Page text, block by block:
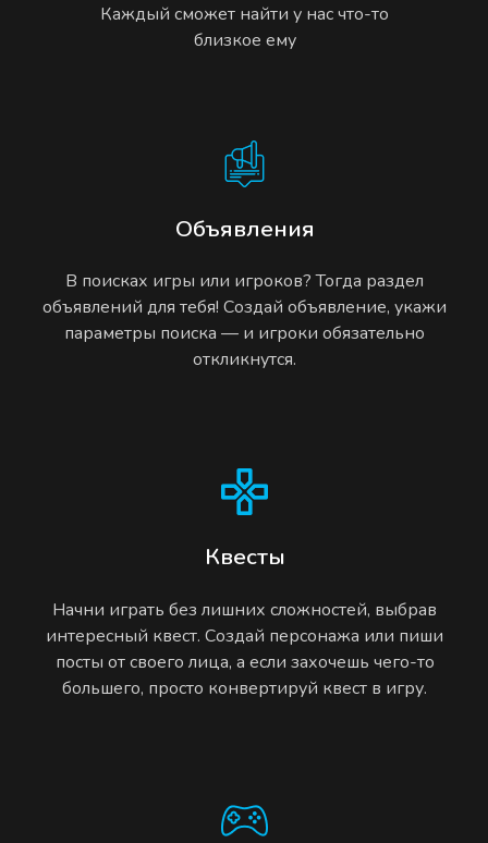
Каждый сможет найти у нас что-то
близкое ему
Объявления
В поисках игры или игроков? Тогда раздел
объявлений для тебя! Создай объявление, укажи
параметры поиска — и игроки обязательно
откликнутся.
Квесты
Начни играть без лишних сложностей, выбрав
интересный квест. Создай персонажа или пиши
посты от своего лица, а если захочешь чего-то
большего, просто конвертируй квест в игру.